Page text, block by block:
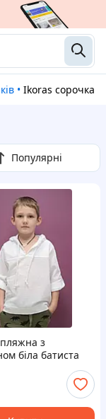
• Ikoras сорочка
Популярні
з
біла батиста